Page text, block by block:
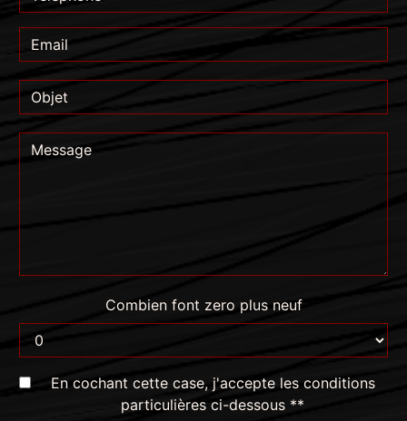
Combien font zero plus neuf
En cochant cette case, j'accepte les conditions
particulières ci-dessous **